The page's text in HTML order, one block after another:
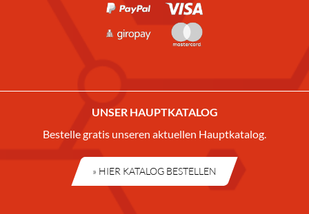
UNSER HAUPTKATALOG
Bestelle gratis unseren aktuellen Hauptkatalog.
» HIER KATALOG BESTELLEN